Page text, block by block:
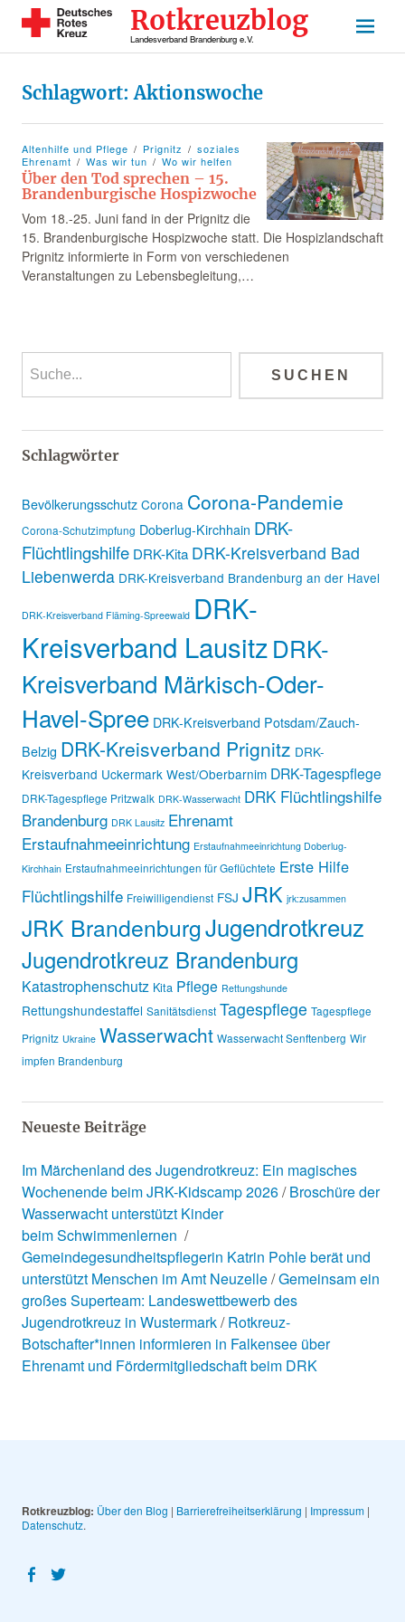
Rotkreuzblog
Landesverband Brandenburg e.V.
Schlagwort:Aktionswoche
Altenhilfe und Pflege Prignitz
soziales
Ehrenamt
Was wir tun Wo wir helfen
Über den Tod sprechen – 15.
Brandenburgische Hospizwoche
Vom 18.-25. Juni fand in der Prignitz die
15. Brandenburgische Hospizwoche statt. Die Hospizlandschaft
Prignitz informierte in Form von verschiedenen
Veranstaltungen zu Lebensbegleitung,…
Schlagwörter
Bevölkerungsschutz Corona Corona-Pandemie
Corona-Schutzimpfung Doberlug-Kirchhain DRK-
Flüchtlingshilfe DRK-Kita DRK-Kreisverband Bad
Liebenwerda DRK-Kreisverband Brandenburg an der Havel
DRK-Kreisverband Fläming-Spreewald DRK-
Kreisverband LausitzDRK-
Kreisverband Märkisch-Oder-
Havel-Spree DRK-Kreisverband Potsdam/Zauch-
Belzig DRK-Kreisverband Prignitz DRK-
Kreisverband Uckermark West/Oberbarnim DRK-Tagespflege
DRK-Tagespflege Pritzwalk DRK-Wasserwacht DRK Flüchtlingshilfe
Brandenburg DRK Lausitz Ehrenamt
Erstaufnahmeeinrichtung Erstaufnahmeeinrichtung Doberlug-
Kirchhain Erstaufnahmeeinrichtungen für Geflüchtete Erste Hilfe
Flüchtlingshilfe Freiwilligendienst FSJ JRK jrk:zusammen
JRK BrandenburgJugendrotkreuz
Jugendrotkreuz Brandenburg
Katastrophenschutz Kita Pflege Rettungshunde
Rettungshundestaffel Sanitätsdienst Tagespflege Tagespflege
Prignitz Ukraine Wasserwacht Wasserwacht Senftenberg Wir
impfen Brandenburg
Neueste Beiträge
Im Märchenland des Jugendrotkreuz: Ein magisches
Wochenende beim JRK-Kidscamp 2026 Broschüre der
Wasserwacht unterstützt Kinder
beim Schwimmenlernen
Gemeindegesundheitspflegerin Katrin Pohle berät und
unterstützt Menschen im Amt Neuzelle Gemeinsam ein
großes Superteam: Landeswettbewerb des
Jugendrotkreuz in Wustermark Rotkreuz-
Botschafter*innen informieren in Falkensee über
Ehrenamt und Fördermitgliedschaft beim DRK
Rotkreuzblog: Über den Blog | Barrierefreiheitserklärung | Impressum|
Datenschutz